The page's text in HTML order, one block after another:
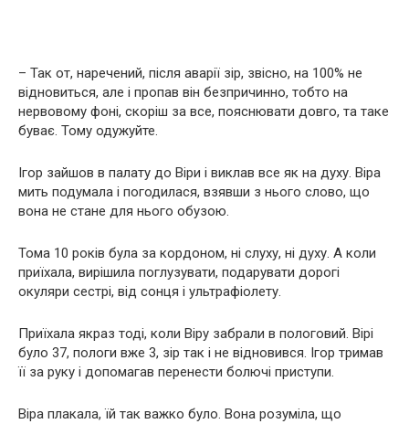
– Так от, наречений, після аварії зір, звісно, на 100% не
відновиться, але і пропав він безпричинно, тобто на
нервовому фоні, скоріш за все, пояснювати довго, та таке
буває. Тому одужуйте.
Ігор зайшов в палату до Віри і виклав все як на духу. Віра
мить подумала і погодилася, взявши з нього слово, що
вона не стане для нього обузою.
Тома 10 років була за кордоном, ні слуху, ні духу. А коли
приїхала, вирішила поглузувати, подарувати дорогі
окуляри сестрі, від сонця і ультрафіолету.
Приїхала якраз тоді, коли Віру забрали в пологовий. Вірі
було 37, пологи вже 3, зір так і не відновився. Ігор тримав
її за руку і допомагав перенести болючі приступи.
Віра плакала, їй так важко було. Вона розуміла, що